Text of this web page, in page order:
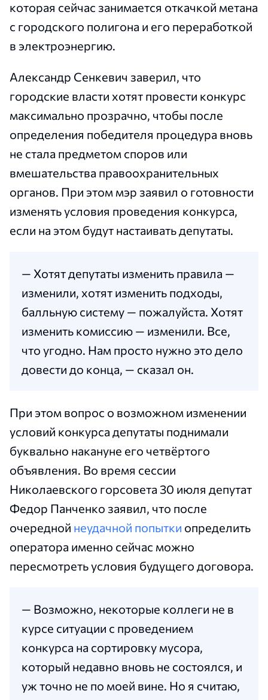
которая сейчас занимается откачкой метана
с городского полигона и его переработкой
в электроэнергию.
Александр Сенкевич заверил, что
городские власти хотят провести конкурс
максимально прозрачно, чтобы после
определения победителя процедура вновь
не стала предметом споров или
вмешательства правоохранительных
органов. При этом мэр заявил о готовности
изменять условия проведения конкурса,
если на этом будут настаивать депутаты.
— Хотят депутаты изменить правила —
изменили, хотят изменить подходы,
балльную систему — пожалуйста. Хотят
изменить комиссию — изменили. Все,
что угодно. Нам просто нужно это дело
довести до конца, — сказал он.
При этом вопрос о возможном изменении
условий конкурса депутаты поднимали
буквально накануне его четвёртого
объявления. Во время сессии
Николаевского горсовета 30 июля депутат
Федор Панченко заявил, что после
очередной неудачной попытки определить
оператора именно сейчас можно
пересмотреть условия будущего договора.
— Возможно, некоторые коллеги не в
курсе ситуации с проведением
конкурса на сортировку мусора,
который недавно вновь не состоялся, и
уж точно не по моей вине. Но я считаю,